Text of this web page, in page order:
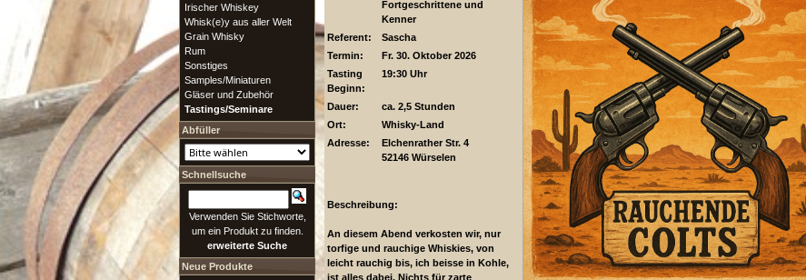
Fortgeschrittene und
Kenner
Referent:
Sascha
Termin:
Fr. 30. Oktober 2026
Tasting
Beginn:
19:30 Uhr
Dauer:
ca. 2,5 Stunden
Ort:
Whisky-Land
Adresse:
Elchenrather Str. 4
52146 Würselen
Beschreibung:
An diesem Abend verkosten wir, nur
torfige und rauchige Whiskies, von
leicht rauchig bis, ich beisse in Kohle,
ist alles dabei. Nichts für zarte
Irischer Whiskey
Whisk(e)y aus aller Welt
Grain Whisky
Rum
Sonstiges
Samples/Miniaturen
Gläser und Zubehör
Tastings/Seminare
Abfüller
Schnellsuche
Verwenden Sie Stichworte,
um ein Produkt zu finden.
erweiterte Suche
Neue Produkte